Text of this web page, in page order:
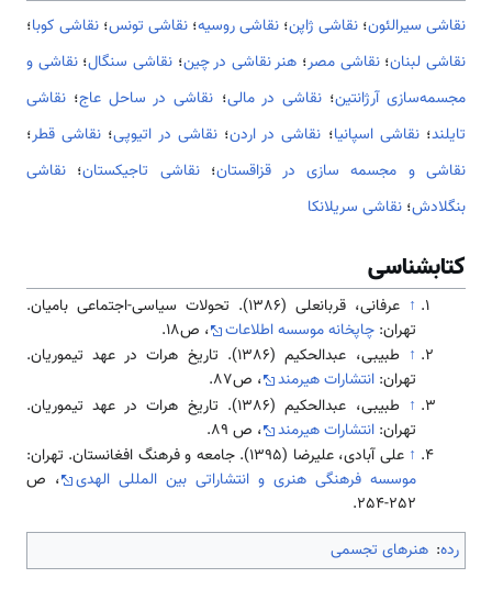
نقاشی سیرالئون؛ نقاشی ژاپن؛ نقاشی روسیه؛ نقاشی تونس؛ نقاشی کوبا؛
نقاشی لبنان؛نقاشی مصر؛ هنر نقاشی در چین؛نقاشی سنگال؛نقاشی و
مجسمه‌سازی آرژانتین؛نقاشی در مالی؛ نقاشی در ساحل عاج؛ نقاشی
تایلند؛نقاشی اسپانیا؛ نقاشی در اردن؛نقاشی در اتیوپی؛ نقاشی قطر؛
نقاشی و مجسمه سازی در قزاقستان؛نقاشی تاجیکستان؛ نقاشی
بنگلادش؛ نقاشی سریلانکا
کتابشناسی
↑
عرفانی، قربانعلی (1386). تحولات سیاسی-اجتماعی بامیان.
تهران: چاپخانه موسسه اطلاعات
، ص18.
↑
طبیبی، عبدالحکیم (1386). تاریخ هرات در عهد تیموریان.
تهران: انتشارات هیرمند
، ص87.
↑
طبیبی، عبدالحکیم (1386). تاریخ هرات در عهد تیموریان.
تهران: انتشارات هیرمند
، ص 89.
↑ علی آبادی، علیرضا (1395). جامعه و فرهنگ افغانستان. تهران:
موسسه فرهنگی هنری و انتشاراتی بین المللی الهدی
، ص
252-254.
رده: هنرهای تجسمی